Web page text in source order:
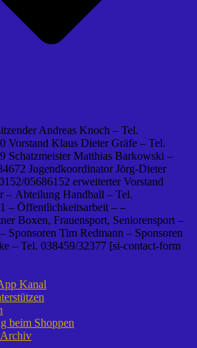
Andreas Knoch – Tel.
Vorstand Klaus Dieter Gräfe – Tel.
Schatzmeister Matthias Barkowski –
Jugendkoordinator Jörg-Dieter
05686152 erweiterter Vorstand
– Abteilung Handball – Tel.
– Öffentlichkeitsarbeit – –
Boxen, Frauensport, Seniorensport –
Sponsoren Tim Redmann – Sponsoren
– Tel. 038459/32377 [si-contact-form
Kanal
beim Shoppen
Archiv